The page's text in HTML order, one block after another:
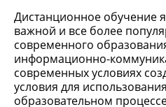
Дистанционное обучение
важной и все более
современного
информационно-
современных условиях
условия для
образовательном